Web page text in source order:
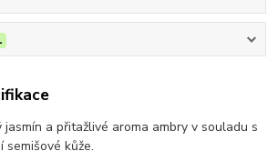
a přitažlivé aroma ambry v souladu s
semišové kůže.